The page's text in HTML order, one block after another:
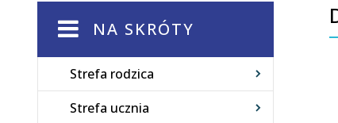
NA SKRÓTY
Strefa rodzica
Strefa ucznia